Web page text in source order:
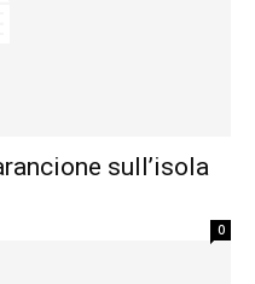
sull’isola
0